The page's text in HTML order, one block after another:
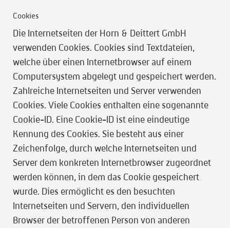
Cookies
Die Internetseiten der Horn & Deittert GmbH
verwenden Cookies. Cookies sind Textdateien,
welche über einen Internetbrowser auf einem
Computersystem abgelegt und gespeichert werden.
Zahlreiche Internetseiten und Server verwenden
Cookies. Viele Cookies enthalten eine sogenannte
Cookie-ID. Eine Cookie-ID ist eine eindeutige
Kennung des Cookies. Sie besteht aus einer
Zeichenfolge, durch welche Internetseiten und
Server dem konkreten Internetbrowser zugeordnet
werden können, in dem das Cookie gespeichert
wurde. Dies ermöglicht es den besuchten
Internetseiten und Servern, den individuellen
Browser der betroffenen Person von anderen